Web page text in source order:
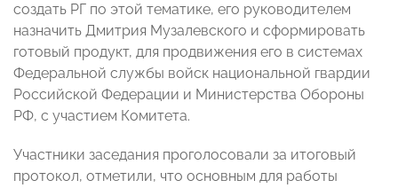
создать РГ по этой тематике, его руководителем
назначить Дмитрия Музалевского и сформировать
готовый продукт, для продвижения его в системах
Федеральной службы войск национальной гвардии
Российской Федерации и Министерства Обороны
РФ, с участием Комитета.
Участники заседания проголосовали за итоговый
протокол, отметили, что основным для работы